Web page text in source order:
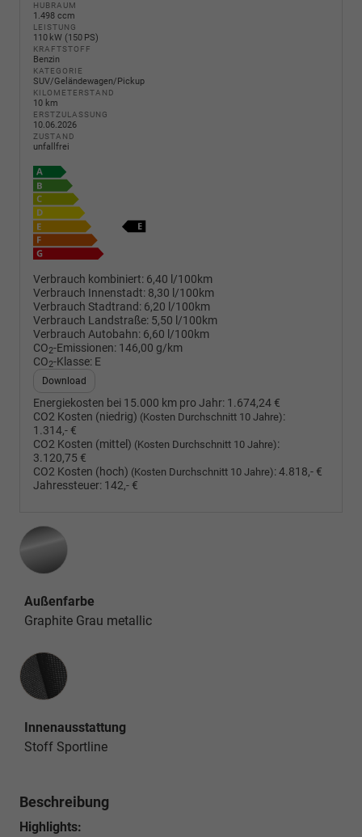
HUBRAUM
1.498 ccm
LEISTUNG
110 kW (150 PS)
KRAFTSTOFF
Benzin
KATEGORIE
SUV/Geländewagen/Pickup
KILOMETERSTAND
10 km
ERSTZULASSUNG
10.06.2026
ZUSTAND
unfallfrei
Verbrauch kombiniert: 6,40 l/100km
Verbrauch Innenstadt: 8,30 l/100km
Verbrauch Stadtrand: 6,20 l/100km
Verbrauch Landstraße: 5,50 l/100km
Verbrauch Autobahn: 6,60 l/100km
CO2-Emissionen: 146,00 g/km
CO2-Klasse: E
Download
Energiekosten bei 15.000 km pro Jahr: 1.674,24 €
CO2 Kosten (niedrig) (Kosten Durchschnitt 10 Jahre):
1.314,- €
CO2 Kosten (mittel) (Kosten Durchschnitt 10 Jahre):
3.120,75 €
CO2 Kosten (hoch) (Kosten Durchschnitt 10 Jahre):4.818,- €
Jahressteuer: 142,- €
Außenfarbe
Graphite Grau metallic
Innenausstattung
Innenausstattung
Stoff Sportline
Beschreibung
Highlights: